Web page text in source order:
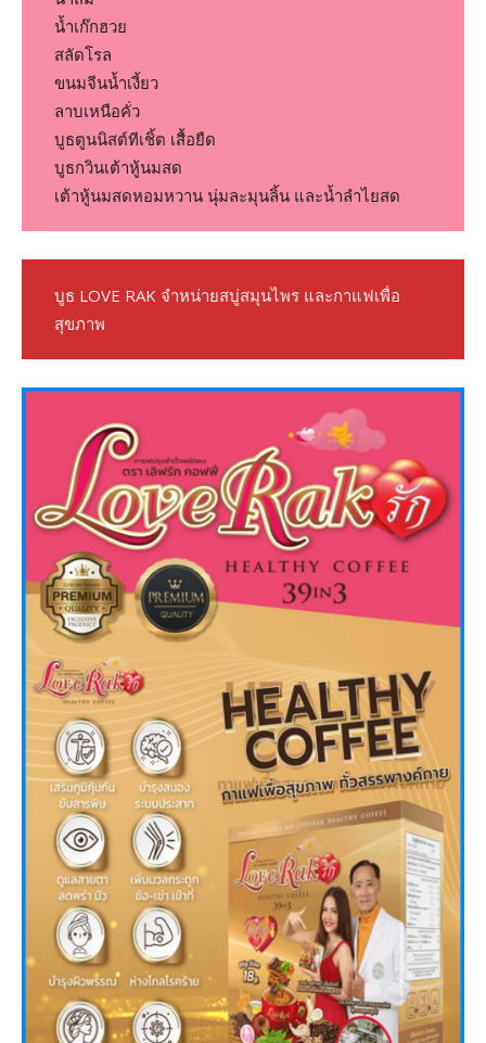
น้ำเก๊กฮวย
สลัดโรล
ขนมจีนน้ำเงี้ยว
ลาบเหนือคั่ว
บูธตูนนิสต์ทีเชิ้ต เสื้อยืด
บูธกวินเต้าหู้นมสด
เต้าหู้นมสดหอมหวาน นุ่มละมุนลิ้น และน้ำลำไยสด
บูธ LOVE RAK จำหน่ายสบู่สมุนไพร และกาแฟเพื่อ
สุขภาพ